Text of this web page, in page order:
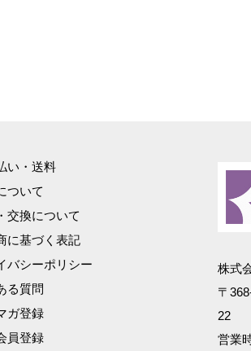
い・送料
ついて
交換について
に基づく表記
バシーポリシー
る質問
ガ登録
員登録
株式
〒
22
営業